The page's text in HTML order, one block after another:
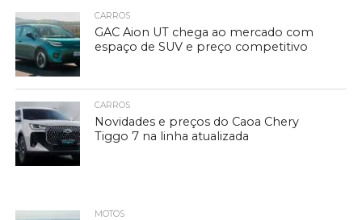
CARROS
GAC Aion UT chega ao mercado com
espaço de SUV e preço competitivo
CARROS
Novidades e preços do Caoa Chery
Tiggo 7 na linha atualizada
MOTOS